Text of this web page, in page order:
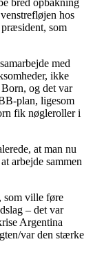
bred opbakning
hos
som
med
ikke
og det var
plan, ligesom
fik nøgleroller i
at man nu
arbejde sammen
som ville føre
– det var
Argentina
var den stærke